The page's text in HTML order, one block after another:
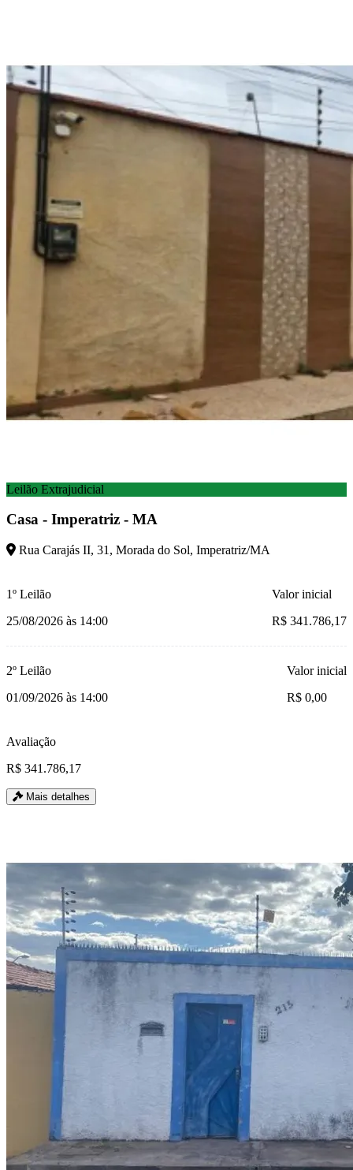
Leilão Extrajudicial
Casa - Imperatriz - MA
Rua Carajás II, 31, Morada do Sol, Imperatriz/MA
1º Leilão
25/08/2026 às 14:00
Valor inicial
R$ 341.786,17
2º Leilão
01/09/2026 às 14:00
Valor inicial
R$ 0,00
Avaliação
R$ 341.786,17
Mais detalhes